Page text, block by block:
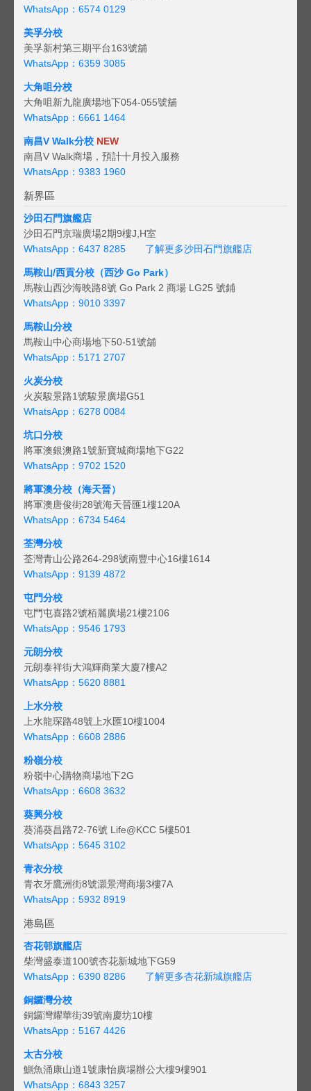
WhatsApp：6574 0129
美孚分校
美孚新村第三期平台163號舖
WhatsApp：6359 3085
大角咀分校
大角咀新九龍廣場地下054-055號舖
WhatsApp：6661 1464
南昌V Walk分校 NEW
南昌V Walk商場，預計十月投入服務
WhatsApp：9383 1960
新界區
沙田石門旗艦店
沙田石門京瑞廣場2期9樓J,H室
WhatsApp：6437 8285
了解更多沙田石門旗艦店
馬鞍山/西貢分校（西沙 Go Park）
馬鞍山西沙海映路8號 Go Park 2 商場 LG25 號鋪
WhatsApp：9010 3397
馬鞍山分校
馬鞍山中心商場地下50-51號舖
WhatsApp：5171 2707
火炭分校
火炭駿景路1號駿景廣場G51
WhatsApp：6278 0084
坑口分校
將軍澳銀澳路1號新寶城商場地下G22
WhatsApp：9702 1520
將軍澳分校（海天晉）
將軍澳唐俊街28號海天晉匯1樓120A
WhatsApp：6734 5464
荃灣分校
荃灣青山公路264-298號南豐中心16樓1614
WhatsApp：9139 4872
屯門分校
屯門屯喜路2號栢麗廣場21樓2106
WhatsApp：9546 1793
元朗分校
元朗泰祥街大鴻輝商業大廈7樓A2
WhatsApp：5620 8881
上水分校
上水龍琛路48號上水匯10樓1004
WhatsApp：6608 2886
粉嶺分校
粉嶺中心購物商場地下2G
WhatsApp：6608 3632
葵興分校
葵涌葵昌路72-76號 Life@KCC 5樓501
WhatsApp：5645 3102
青衣分校
青衣牙鷹洲街8號灝景灣商場3樓7A
WhatsApp：5932 8919
港島區
杏花邨旗艦店
柴灣盛泰道100號杏花新城地下G59
WhatsApp：6390 8286
了解更多杏花新城旗艦店
銅鑼灣分校
銅鑼灣耀華街39號南慶坊10樓
WhatsApp：5167 4426
太古分校
鰂魚涌康山道1號康怡廣場辦公大樓9樓901
WhatsApp：6843 3257